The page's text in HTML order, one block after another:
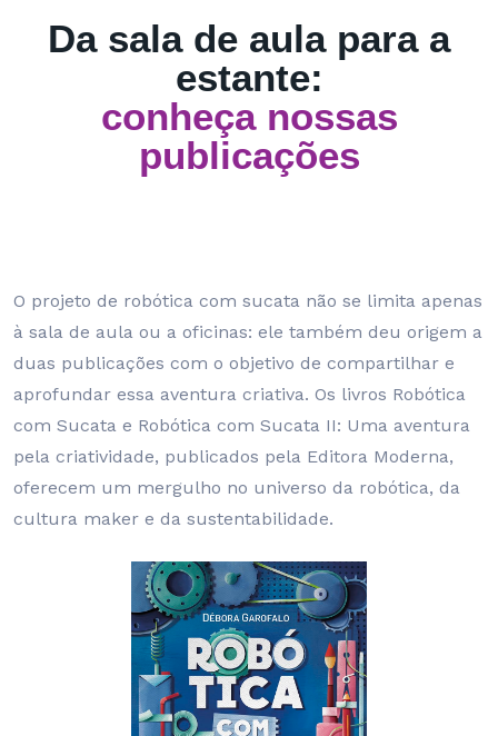
Da sala de aula para a
estante:
conheça nossas
publicações
O projeto de robótica com sucata não se limita apenas
à sala de aula ou a oficinas: ele também deu origem a
duas publicações com o objetivo de compartilhar e
aprofundar essa aventura criativa. Os livros Robótica
com Sucata e Robótica com Sucata II: Uma aventura
pela criatividade, publicados pela Editora Moderna,
oferecem um mergulho no universo da robótica, da
cultura maker e da sustentabilidade.